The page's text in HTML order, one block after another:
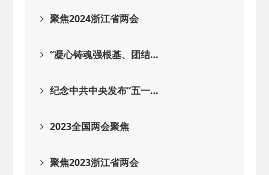
聚焦2024浙江省两会
“凝心铸魂强根基、团结…
纪念中共中央发布“五一…
2023全国两会聚焦
聚焦2023浙江省两会